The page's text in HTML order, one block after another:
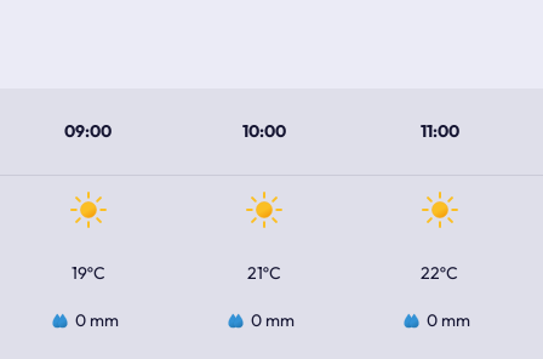
09:00 10:00 11:00
19ºC 21ºC 22ºC
0 mm 0 mm 0 mm